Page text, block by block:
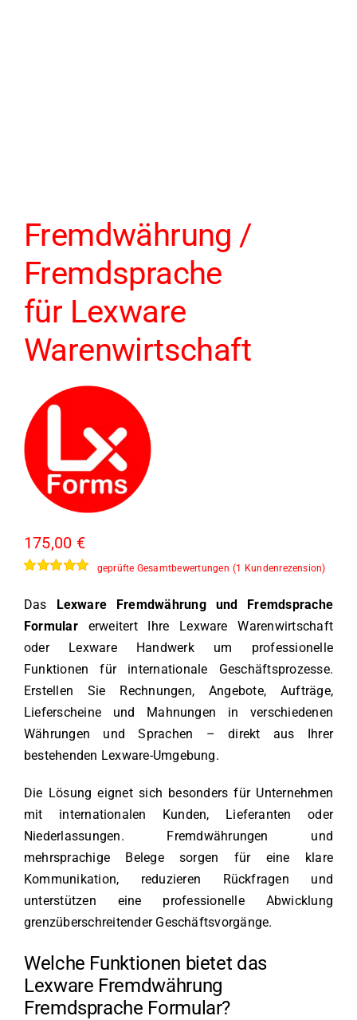
Fremdwährung /
Fremdsprache
für Lexware
Warenwirtschaft
175,00 €
mit
5.00
5, basierend
auf
geprüfte Gesamtbewertungen (1 Kundenrezension)
Das Lexware Fremdwährung und Fremdsprache
Formularerweitert Ihre Lexware Warenwirtschaft
oder Lexware Handwerk um professionelle
Funktionen für internationale Geschäftsprozesse.
Erstellen Sie Rechnungen, Angebote, Aufträge,
Lieferscheine und Mahnungen in verschiedenen
Währungen und Sprachen – direkt aus Ihrer
bestehenden Lexware-Umgebung.
Die Lösung eignet sich besonders für Unternehmen
mit internationalen Kunden, Lieferanten oder
Niederlassungen. Fremdwährungen und
mehrsprachige Belege sorgen für eine klare
Kommunikation, reduzieren Rückfragen und
unterstützen eine professionelle Abwicklung
grenzüberschreitender Geschäftsvorgänge.
Welche Funktionen bietet das
Lexware Fremdwährung
Fremdsprache Formular?